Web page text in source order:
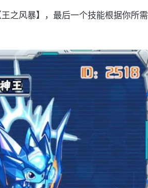
之风暴】，最后一个技能根据你所需